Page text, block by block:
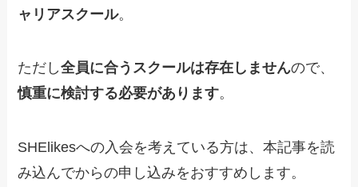
ャリアスクール。
ただし全員に合うスクールは存在しませんので、
慎重に検討する必要があります。
SHElikesへの入会を考えている方は、本記事を読
み込んでからの申し込みをおすすめします。